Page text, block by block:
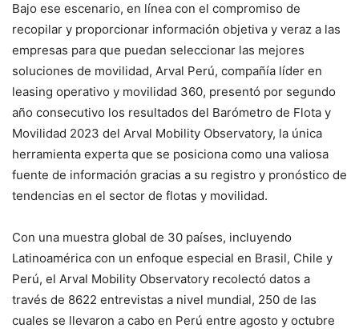
Bajo ese escenario, en línea con el compromiso de
recopilar y proporcionar información objetiva y veraz a las
empresas para que puedan seleccionar las mejores
soluciones de movilidad, Arval Perú, compañía líder en
leasing operativo y movilidad 360, presentó por segundo
año consecutivo los resultados del Barómetro de Flota y
Movilidad 2023 del Arval Mobility Observatory, la única
herramienta experta que se posiciona como una valiosa
fuente de información gracias a su registro y pronóstico de
tendencias en el sector de flotas y movilidad.
Con una muestra global de 30 países, incluyendo
Latinoamérica con un enfoque especial en Brasil, Chile y
Perú, el Arval Mobility Observatory recolectó datos a
través de 8622 entrevistas a nivel mundial, 250 de las
cuales se llevaron a cabo en Perú entre agosto y octubre